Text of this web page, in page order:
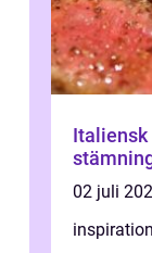
Italiensk
02 juli
inspiration